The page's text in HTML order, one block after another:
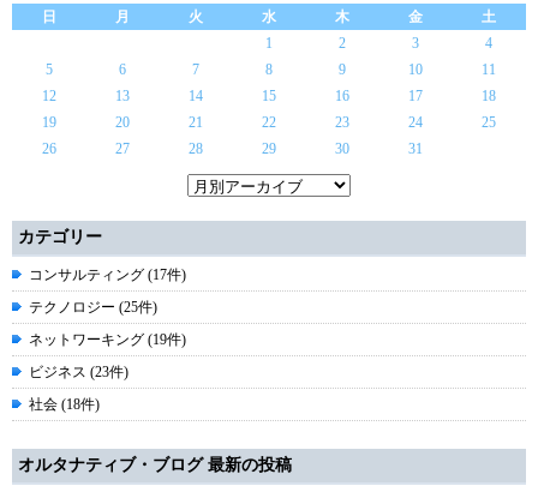
日
月 火 水 木 金
土
1
2 3
4
5
6 7 8 9 10
11
12
13 14 15 16 17
18
19
20 21 22 23 24
25
26
27 28 29 30 31
カテゴリー
コンサルティング (17件)
テクノロジー (25件)
ネットワーキング (19件)
ビジネス (23件)
社会 (18件)
オルタナティブ・ブログ 最新の投稿